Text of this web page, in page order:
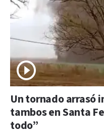
Un tornado arrasó
tambos en Santa
todo”